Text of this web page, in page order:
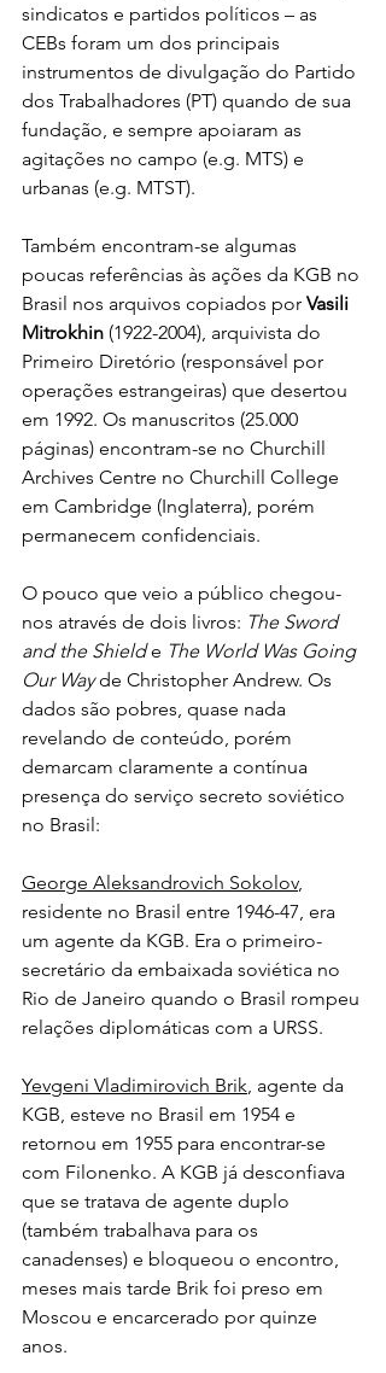
sindicatos e partidos políticos – as
CEBs foram um dos principais
instrumentos de divulgação do Partido
dos Trabalhadores (PT) quando de sua
fundação, e sempre apoiaram as
agitações no campo (e.g. MTS) e
urbanas (e.g. MTST).
Também encontram-se algumas
poucas referências às ações da KGB no
Brasil nos arquivos copiados por Vasili
Mitrokhin (1922-2004), arquivista do
Primeiro Diretório (responsável por
operações estrangeiras) que desertou
em 1992. Os manuscritos (25.000
páginas) encontram-se no Churchill
Archives Centre no Churchill College
em Cambridge (Inglaterra), porém
permanecem confidenciais.
O pouco que veio a público chegou-
nos através de dois livros: The Sword
and the Shield e The World Was Going
Our Way de Christopher Andrew. Os
dados são pobres, quase nada
revelando de conteúdo, porém
demarcam claramente a contínua
presença do serviço secreto soviético
no Brasil:
George Aleksandrovich Sokolov,
residente no Brasil entre 1946-47, era
um agente da KGB. Era o primeiro-
secretário da embaixada soviética no
Rio de Janeiro quando o Brasil rompeu
relações diplomáticas com a URSS.
Yevgeni Vladimirovich Brik , agente da
KGB, esteve no Brasil em 1954 e
retornou em 1955 para encontrar-se
com Filonenko. A KGB já desconfiava
que se tratava de agente duplo
(também trabalhava para os
canadenses) e bloqueou o encontro,
meses mais tarde Brik foi preso em
Moscou e encarcerado por quinze
anos.